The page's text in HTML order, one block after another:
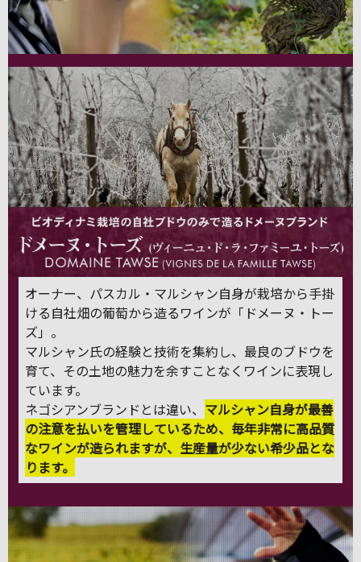
オーナー、パスカル・マルシャン自身が栽培から手掛
ける自社畑の葡萄から造るワインが「ドメーヌ・トー
ズ」。
マルシャン氏の経験と技術を集約し、最良のブドウを
育て、その土地の魅力を余すことなくワインに表現し
ています。
ネゴシアンブランドとは違い、 マルシャン自身が最善
の注意を払いを管理しているため、毎年非常に高品質
なワインが造られますが、生産量が少ない希少品とな
ります。